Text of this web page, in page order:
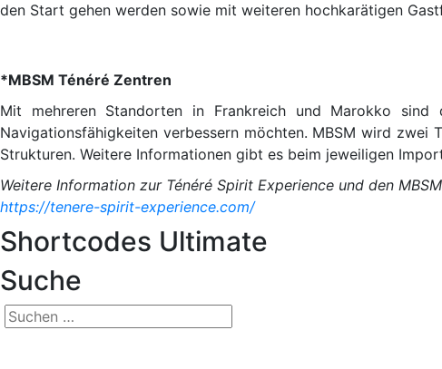
den Start gehen werden sowie mit weiteren hochkarätigen
*MBSM Ténéré Zentren
Mit mehreren Standorten in Frankreich und Marokko
Navigationsfähigkeiten verbessern möchten. MBSM wird zwei
Strukturen. Weitere Informationen gibt es beim jeweiligen
Weitere Information zur Ténéré Spirit Experience und den
https://tenere-spirit-experience.com/
Shortcodes Ultimate
Suche
Suchen